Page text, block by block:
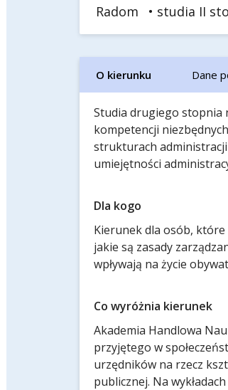
Radom
• studia II
O kierunku Dane
Studia drugiego stopnia
kompetencji
strukturach administracji
umiejętności
Dla kogo
Kierunek dla osób, które
jakie są zasady
wpływają na życie
Co wyróżnia kierunek
Akademia Handlowa
przyjętego w
urzędników na rzecz
publicznej. Na